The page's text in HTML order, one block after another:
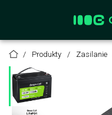
Produkty Zasilanie